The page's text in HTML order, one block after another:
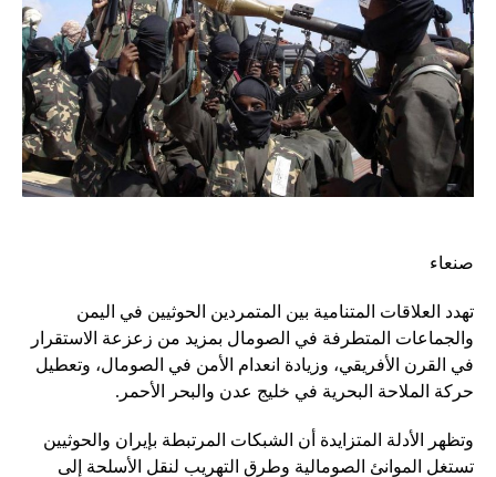
صنعاء
تهدد العلاقات المتنامية بين المتمردين الحوثيين في اليمن
والجماعات المتطرفة في الصومال بمزيد من زعزعة الاستقرار
في القرن الأفريقي، وزيادة انعدام الأمن في الصومال، وتعطيل
حركة الملاحة البحرية في خليج عدن والبحر الأحمر.
وتظهر الأدلة المتزايدة أن الشبكات المرتبطة بإيران والحوثيين
تستغل الموانئ الصومالية وطرق التهريب لنقل الأسلحة إلى